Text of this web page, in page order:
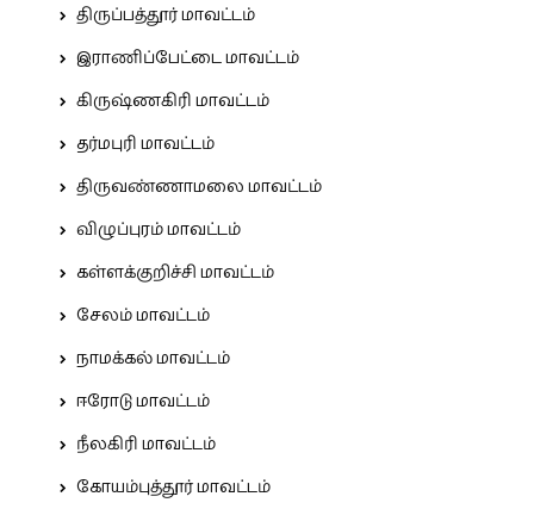
திருப்பத்தூர் மாவட்டம்
இராணிப்பேட்டை மாவட்டம்
கிருஷ்ணகிரி மாவட்டம்
தர்மபுரி மாவட்டம்
திருவண்ணாமலை மாவட்டம்
விழுப்புரம் மாவட்டம்
கள்ளக்குறிச்சி மாவட்டம்
சேலம் மாவட்டம்
நாமக்கல் மாவட்டம்
ஈரோடு மாவட்டம்
நீலகிரி மாவட்டம்
கோயம்புத்தூர் மாவட்டம்